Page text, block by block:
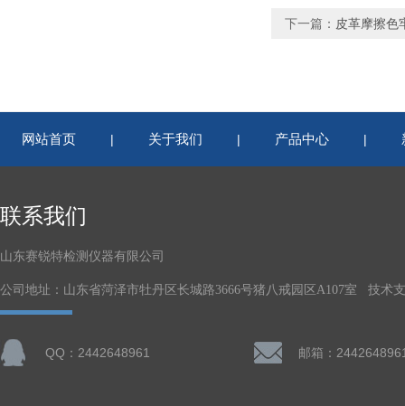
下一篇： 皮革摩擦色
网站首页 | 关于我们 | 产品中心 |
联系我们
山东赛锐特检测仪器有限公司
公司地址：山东省菏泽市牡丹区长城路3666号猪八戒园区A107室 技术
QQ：2442648961 邮箱：